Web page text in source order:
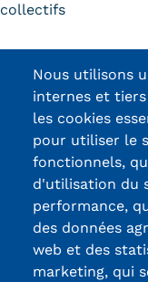
Taxe
Infos
Être
Infos
Liste
Kits
collectifs
Page 2
Nous utilisons
internes et
les cookies
pour utiliser le
fonctionnels,
d'utilisation du
performance,
des données
web et des
marketing, qui